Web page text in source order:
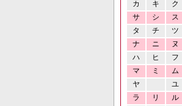
カ
キ ク
サ
シ ス
タ
チ ツ
ナ
ニ ヌ
ハ
ヒ フ
マ
ミ ム
ヤ
ユ
ラ
リ ル